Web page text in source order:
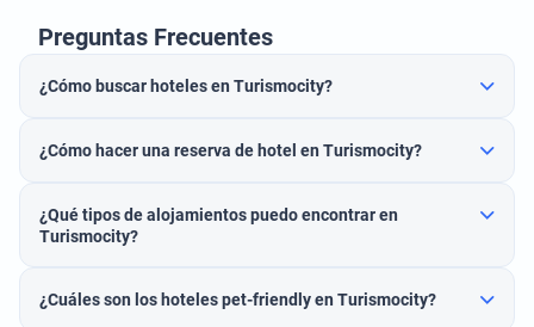
Preguntas Frecuentes
¿Cómo buscar hoteles en Turismocity?
¿Cómo hacer una reserva de hotel en Turismocity?
¿Qué tipos de alojamientos puedo encontrar en
Turismocity?
¿Cuáles son los hoteles pet-friendly en Turismocity?